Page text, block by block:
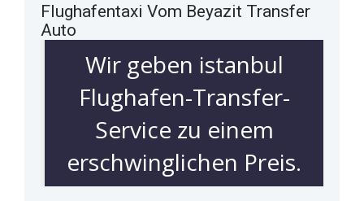
Flughafentaxi Vom Beyazit Transfer
Auto
Wir geben istanbul
Flughafen-Transfer-
Service zu einem
erschwinglichen Preis.